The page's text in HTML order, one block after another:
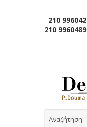
210
210 9960489